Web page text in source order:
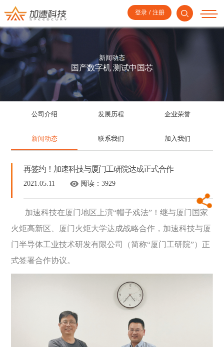
登录 / 注册
新闻动态
国产数字机 测试中国芯
公司介绍 发展历程 企业荣誉
新闻动态 联系我们 加入我们
再签约！加速科技与厦门工研院达成正式合作
2021.05.11 阅读：3929
加速科技在厦门地区上演“帽子戏法”！继与厦门国家
火炬高新区、厦门火炬大学达成战略合作，加速科技与厦
门半导体工业技术研发有限公司（简称“厦门工研院”）正
式签署合作协议。